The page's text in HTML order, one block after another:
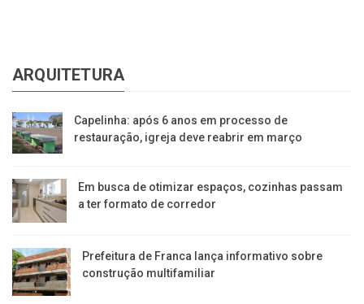
ARQUITETURA
Capelinha: após 6 anos em processo de
restauração, igreja deve reabrir em março
Em busca de otimizar espaços, cozinhas passam
a ter formato de corredor
Prefeitura de Franca lança informativo sobre
construção multifamiliar